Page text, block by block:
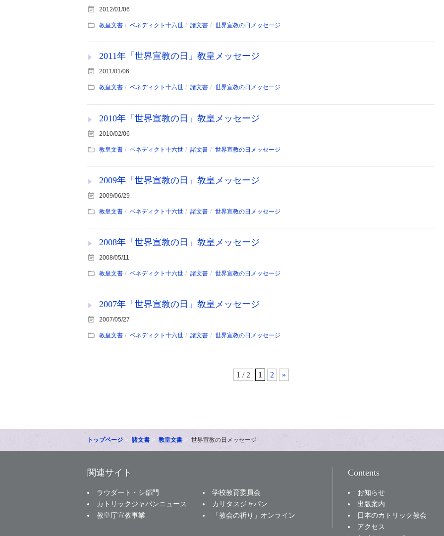
2012/01/06
教皇文書 ベネディクト十六世 諸文書 世界宣教の日メッセージ
2011年「世界宣教の日」教皇メッセージ
2011/01/06
教皇文書 ベネディクト十六世 諸文書 世界宣教の日メッセージ
2010年「世界宣教の日」教皇メッセージ
2010/02/06
教皇文書 ベネディクト十六世 諸文書 世界宣教の日メッセージ
2009年「世界宣教の日」教皇メッセージ
2009/06/29
教皇文書 ベネディクト十六世 諸文書 世界宣教の日メッセージ
2008年「世界宣教の日」教皇メッセージ
2008/05/11
教皇文書 ベネディクト十六世 諸文書 世界宣教の日メッセージ
2007年「世界宣教の日」教皇メッセージ
2007/05/27
教皇文書 ベネディクト十六世 諸文書 世界宣教の日メッセージ
1 / 2 1 2 »
トップページ 諸文書 教皇文書 世界宣教の日メッセージ
関連サイト
ラウダート・シ部門
学校教育委員会
カトリックジャパンニュース
カリタスジャパン
教皇庁宣教事業
「教会の祈り」オンライン
Contents
お知らせ
出版案内
日本のカトリック教会
アクセス